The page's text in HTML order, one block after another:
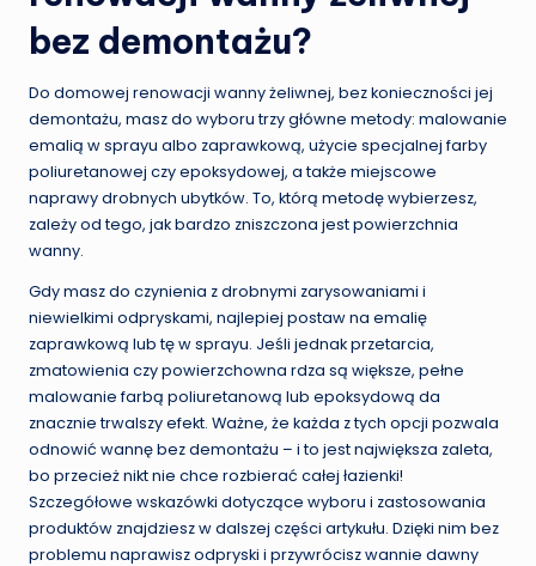
bez demontażu?
Do domowej renowacji wanny żeliwnej, bez konieczności jej
demontażu, masz do wyboru trzy główne metody: malowanie
emalią w sprayu albo zaprawkową, użycie specjalnej farby
poliuretanowej czy epoksydowej, a także miejscowe
naprawy drobnych ubytków. To, którą metodę wybierzesz,
zależy od tego, jak bardzo zniszczona jest powierzchnia
wanny.
Gdy masz do czynienia z drobnymi zarysowaniami i
niewielkimi odpryskami, najlepiej postaw na emalię
zaprawkową lub tę w sprayu. Jeśli jednak przetarcia,
zmatowienia czy powierzchowna rdza są większe, pełne
malowanie farbą poliuretanową lub epoksydową da
znacznie trwalszy efekt. Ważne, że każda z tych opcji pozwala
odnowić wannę bez demontażu – i to jest największa zaleta,
bo przecież nikt nie chce rozbierać całej łazienki!
Szczegółowe wskazówki dotyczące wyboru i zastosowania
produktów znajdziesz w dalszej części artykułu. Dzięki nim bez
problemu naprawisz odpryski i przywrócisz wannie dawny